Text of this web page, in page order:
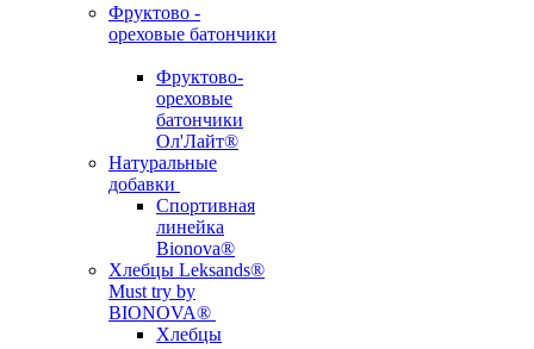
Фруктово -
ореховые батончики
Фруктово-
ореховые
батончики
Ол'Лайт®
Натуральные
добавки
Спортивная
линейка
Bionova®
Хлебцы Leksands®
Must try by
BIONOVA®
Хлебцы